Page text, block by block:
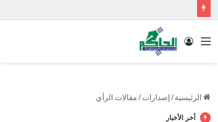
القائمة تسجيل الدخول
الرئيسية / إصدارات / مقالات الرأي
أخر الأخبار